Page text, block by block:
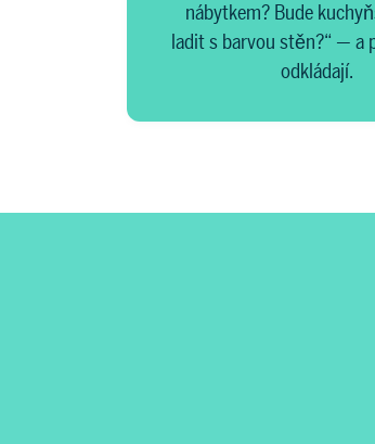
nábytkem? Bude
ladit s barvou stěn?“ — a
odkládají.